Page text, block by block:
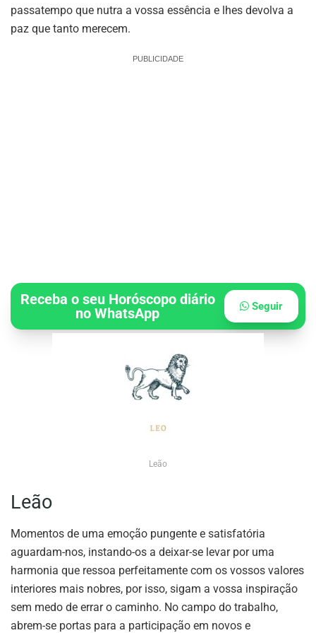
passatempo que nutra a vossa essência e lhes devolva a
paz que tanto merecem.
PUBLICIDADE
Receba o seu Horóscopo diário
no WhatsApp
Seguir
Leão
Leão
Momentos de uma emoção pungente e satisfatória
aguardam-nos, instando-os a deixar-se levar por uma
harmonia que ressoa perfeitamente com os vossos valores
interiores mais nobres, por isso, sigam a vossa inspiração
sem medo de errar o caminho. No campo do trabalho,
abrem-se portas para a participação em novos e